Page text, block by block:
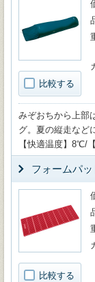
比較する
みぞおちから上部
グ。夏の縦走など
【快適温度】8℃/
フォームパ
比較する